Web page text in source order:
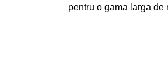
pentru o gama larga